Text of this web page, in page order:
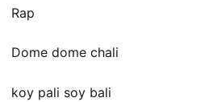
Rap
Dome dome chali
koy pali soy bali